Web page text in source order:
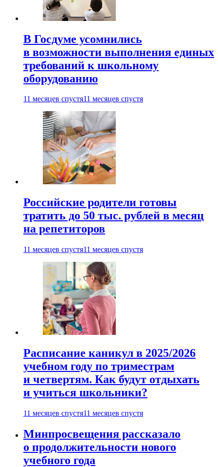
В Госдуме усомнились
в возможности выполнения единых
требований к школьному
оборудованию
11 месяцев спустя11 месяцев спустя
Российские родители готовы
тратить до 50 тыс. рублей в месяц
на репетиторов
11 месяцев спустя11 месяцев спустя
Расписание каникул в 2025/2026
учебном году по триместрам
и четвертям. Как будут отдыхать
и учиться школьники?
11 месяцев спустя11 месяцев спустя
Минпросвещения рассказало
о продолжительности нового
учебного года